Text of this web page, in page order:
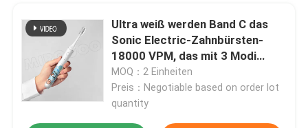
Produkte
Videos
Ultra weiß werden Band C das
Sonic Electric-Zahnbürsten-
18000 VPM, das mit 3 Modi
auflädt
MOQ：2 Einheiten
Preis：Negotiable based on order lot
quantity